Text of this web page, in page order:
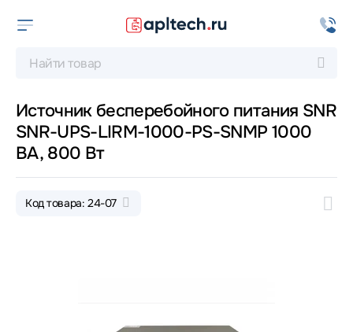
Источник бесперебойного питания SNR
SNR-UPS-LIRM-1000-PS-SNMP 1000
ВА, 800 Вт
Код товара: 24-07